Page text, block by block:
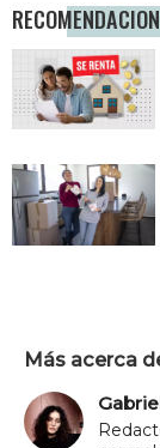
Más acerca